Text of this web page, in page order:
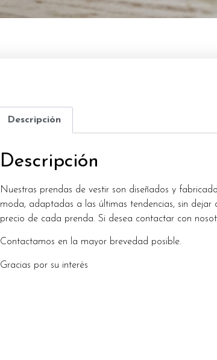
Descripción
Descripción
Nuestras prendas de vestir son diseñados y
moda, adaptadas a las últimas tendencias, sin
precio de cada prenda. Si desea contactar con
Contactamos en la mayor brevedad posible.
Gracias por su interés